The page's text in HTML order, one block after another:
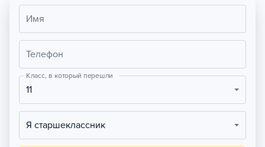
Имя
Телефон
Класс, в который перешли
11
Я старшеклассник